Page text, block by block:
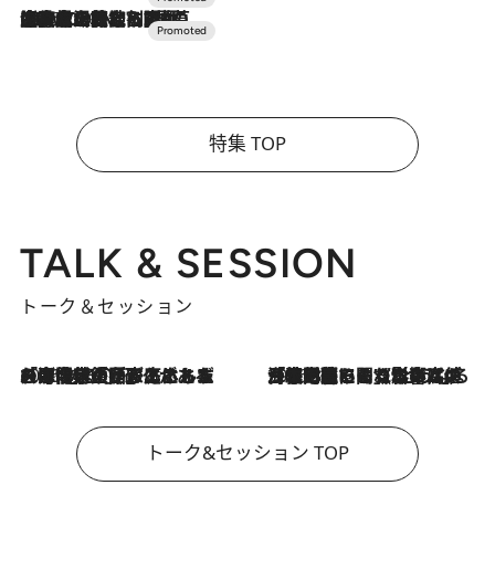
2026.7.10
NEW OPEN！【界 草津】名湯の地に誕生。趣の異なる2種の温泉と上州ならではの会席・蕎麦割烹など美食を味わう究極の癒やし旅
特集 TOP
TALK & SESSION
トーク＆セッション
2026.8.3
「今後値上げがあるとすれば…」「リスクがあるのは今年の冬」エネルギー専門家が語る、ホルムズ海峡封鎖が家庭にもたらす“ある心配” 2026.8.3
「住宅建てられない…」「サーチャージ料の高値が続いている」ホルムズ海峡封鎖による影響はいつまで続く？《エネルギー専門家に聞く“どうなる日本の暮らし”》
トーク&セッション TOP